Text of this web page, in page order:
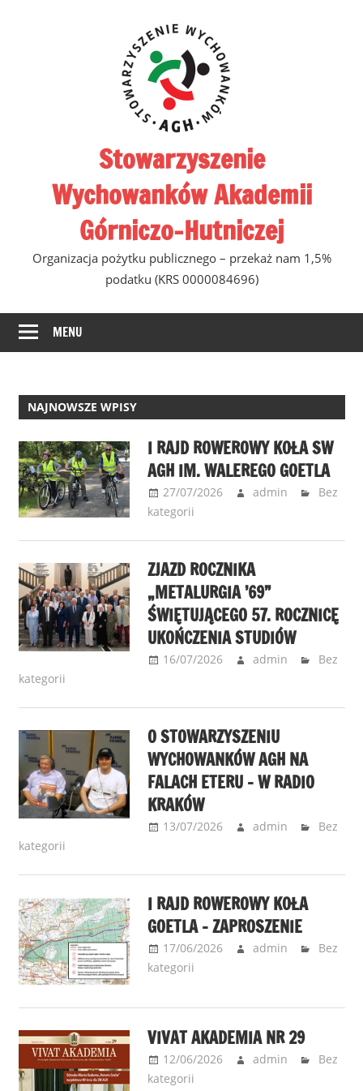
Stowarzyszenie
Wychowanków Akademii
Górniczo-Hutniczej
Organizacja pożytku publicznego – przekaż nam 1,5%
podatku (KRS 0000084696)
MENU
NAJNOWSZE WPISY
I RAJD ROWEROWY KOŁA SW
AGH IM. WALEREGO GOETLA
27/07/2026 admin
Bez
kategorii
ZJAZD ROCZNIKA
„METALURGIA ’69”
ŚWIĘTUJĄCEGO 57. ROCZNICĘ
UKOŃCZENIA STUDIÓW
16/07/2026 admin
Bez
kategorii
O STOWARZYSZENIU
WYCHOWANKÓW AGH NA
FALACH ETERU – W RADIO
KRAKÓW
13/07/2026 admin
Bez
kategorii
I RAJD ROWEROWY KOŁA
GOETLA – ZAPROSZENIE
17/06/2026 admin
Bez
kategorii
VIVAT AKADEMIA NR 29
12/06/2026 admin
Bez
kategorii